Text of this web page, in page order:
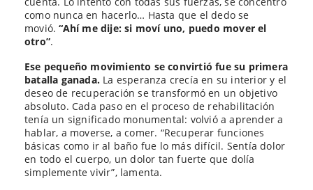
como nunca en hacerlo… Hasta que el dedo se
movió.“Ahí me dije: si moví uno, puedo mover el
otro”.
Ese pequeño movimiento se convirtió fue su primera
batalla ganada. La esperanza crecía en su interior y el
deseo de recuperación se transformó en un objetivo
absoluto. Cada paso en el proceso de rehabilitación
tenía un significado monumental: volvió a aprender a
hablar, a moverse, a comer. “Recuperar funciones
básicas como ir al baño fue lo más difícil. Sentía dolor
en todo el cuerpo, un dolor tan fuerte que dolía
simplemente vivir”, lamenta.